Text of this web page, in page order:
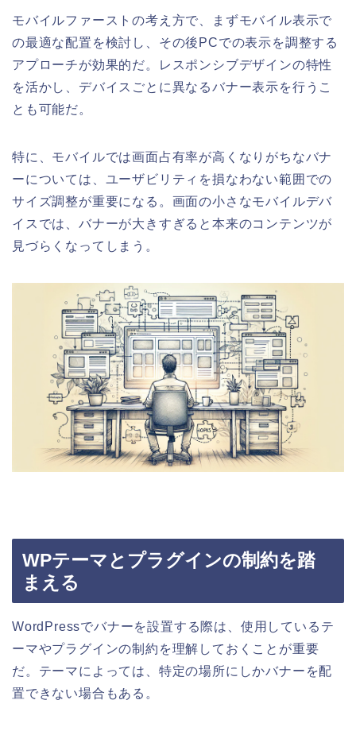
モバイルファーストの考え方で、まずモバイル表示で
の最適な配置を検討し、その後PCでの表示を調整する
アプローチが効果的だ。レスポンシブデザインの特性
を活かし、デバイスごとに異なるバナー表示を行うこ
とも可能だ。
特に、モバイルでは画面占有率が高くなりがちなバナ
ーについては、ユーザビリティを損なわない範囲での
サイズ調整が重要になる。画面の小さなモバイルデバ
イスでは、バナーが大きすぎると本来のコンテンツが
見づらくなってしまう。
WPテーマとプラグインの制約を踏
まえる
WordPressでバナーを設置する際は、使用しているテ
ーマやプラグインの制約を理解しておくことが重要
だ。テーマによっては、特定の場所にしかバナーを配
置できない場合もある。